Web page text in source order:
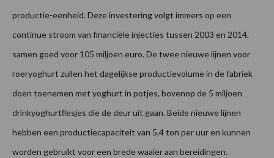
productie-eenheid. Deze investering volgt immers op een
continue stroom van financiële injecties tussen 2003 en 2014,
samen goed voor 105 miljoen euro. De twee nieuwe lijnen voor
roeryoghurt zullen het dagelijkse productievolume in de fabriek
doen toenemen met yoghurt in potjes, bovenop de 5 miljoen
drinkyoghurtﬂesjes die de deur uit gaan. Beide nieuwe lijnen
hebben een productiecapaciteit van 5,4 ton per uur en kunnen
worden gebruikt voor een brede waaier aan bereidingen.